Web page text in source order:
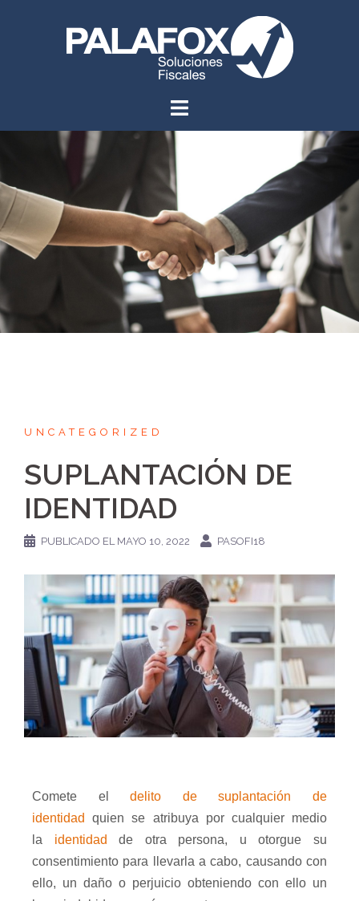
UNCATEGORIZED
SUPLANTACIÓN DE
IDENTIDAD
PUBLICADO EL MAYO 10, 2022 PASOFI18
Comete eldelito de suplantación de
identidad
quien se atribuya por cualquier medio
la identidad de otra persona, u otorgue su
consentimiento para llevarla a cabo, causando con
ello, un daño o perjuicio obteniendo con ello un